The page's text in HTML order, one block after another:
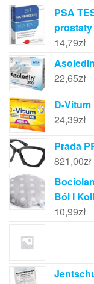
PSA
prostaty
14,79zł
22,65zł
D-Vitum
24,39zł
Prada
821,00zł
Ból I
10,99zł